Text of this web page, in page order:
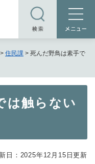
> 住民課 > 死んだ野鳥は素手で
は触らない
日：2025年12月15日更新